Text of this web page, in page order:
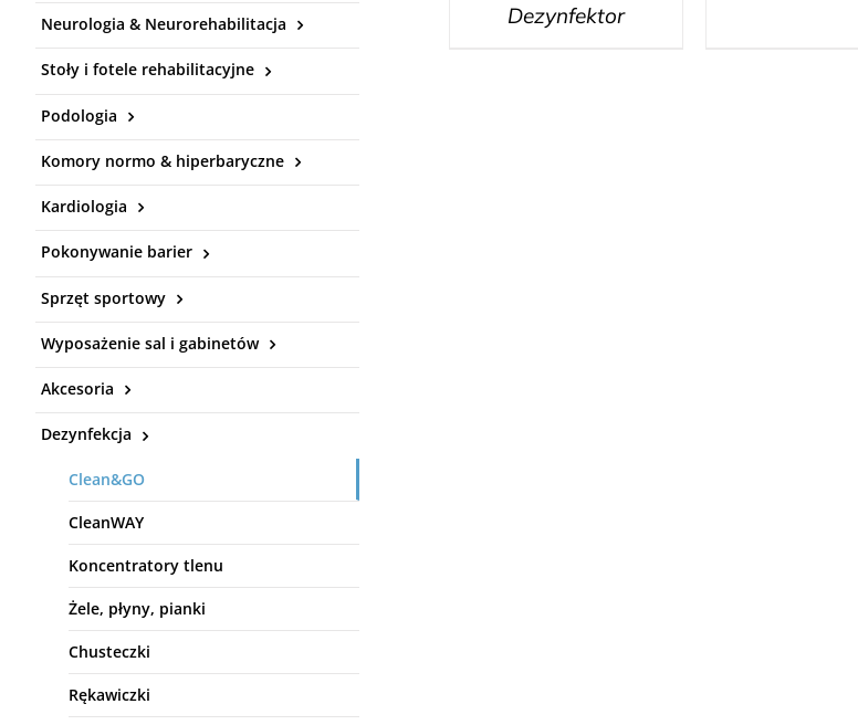
Dezynfektor
Neurologia & Neurorehabilitacja
Stoły i fotele rehabilitacyjne
Podologia
Komory normo & hiperbaryczne
Kardiologia
Pokonywanie barier
Sprzęt sportowy
Wyposażenie sal i gabinetów
Akcesoria
Dezynfekcja
Clean&GO
CleanWAY
Koncentratory tlenu
Żele, płyny, pianki
Chusteczki
Rękawiczki